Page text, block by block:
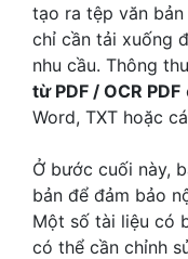
tạo ra tệp văn
chỉ cần tải xuống
nhu cầu. Thông
từ PDF / OCR PDF
Word, TXT hoặc
Ở bước cuối này,
bản để đảm bảo
Một số tài liệu có
có thể cần chỉnh